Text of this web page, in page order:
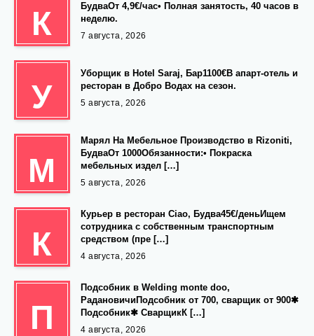
К
БудваОт 4,9€/час• Полная занятость, 40 часов в
неделю.
7 августа, 2026
У
Уборщик в Hotel Saraj, Бар1100€В апарт-отель и
ресторан в Добро Водах на сезон.
5 августа, 2026
М
Марял На Мебельное Производство в Rizoniti,
БудваОт 1000Обязанности:• Покраска
мебельных издел […]
5 августа, 2026
К
Курьер в ресторан Ciao, Будва45€/деньИщем
сотрудника с собственным транспортным
средством (пре […]
4 августа, 2026
П
Подсобник в Welding monte doo,
РадановичиПодсобник от 700, сварщик от 900✱
Подсобник✱ СварщикК […]
4 августа, 2026